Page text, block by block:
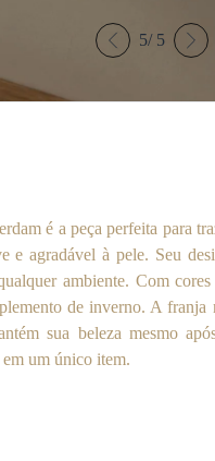
5/ 5
é a peça perfeita para
e agradável à pele. Seu
ambiente. Com
de inverno. A
sua beleza mesmo
um único item.